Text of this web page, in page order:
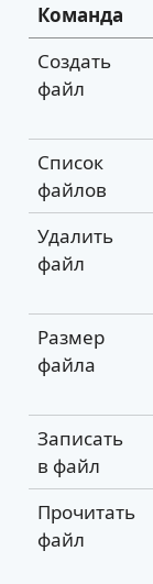
Команда
Создать
файл
Список
файлов
Удалить
файл
Размер
файла
Записать
в файл
Прочитать
файл